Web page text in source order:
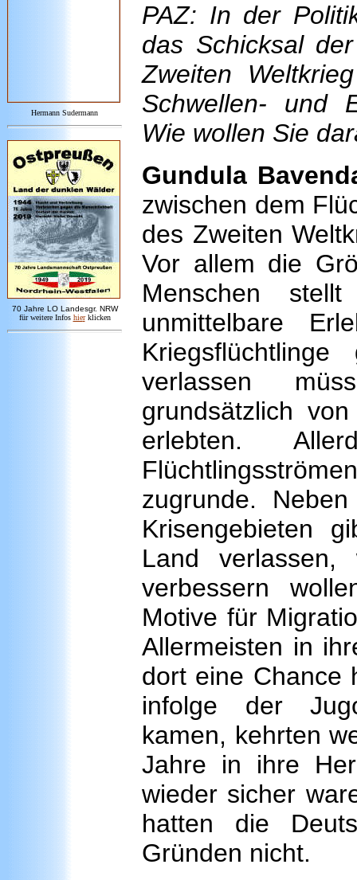
Hermann Sudermann
70 Jahre LO Landesgr. NRW
für weitere Infos hier klicken
PAZ: In der
das Schicksal
Zweiten
Schwellen- und
Wie wollen Sie
Gundula
zwischen dem
des Zweiten
Vor allem die
Menschen
unmittelbare
verlassen
grundsätzlich
erlebten.
zugrunde.
Krisengebieten
Land
verbessern
Motive für
Allermeisten in
dort eine Chance
infolge der
kamen, kehrten
Jahre in ihre
wieder sicher
hatten die
Gründen nicht.